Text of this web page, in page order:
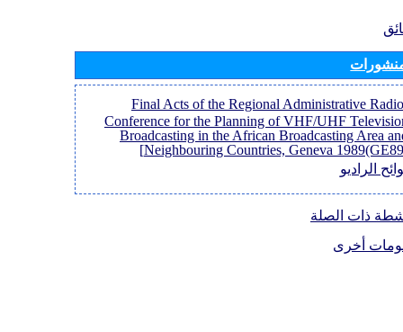
[Final Acts of the Regional Administrative Radio
Conference for the Planning of VHF/UHF
Broadcasting in the African Broadcasting Area
Neighbouring Countries, Geneva
الراديو
ذات الصلة
أخرى